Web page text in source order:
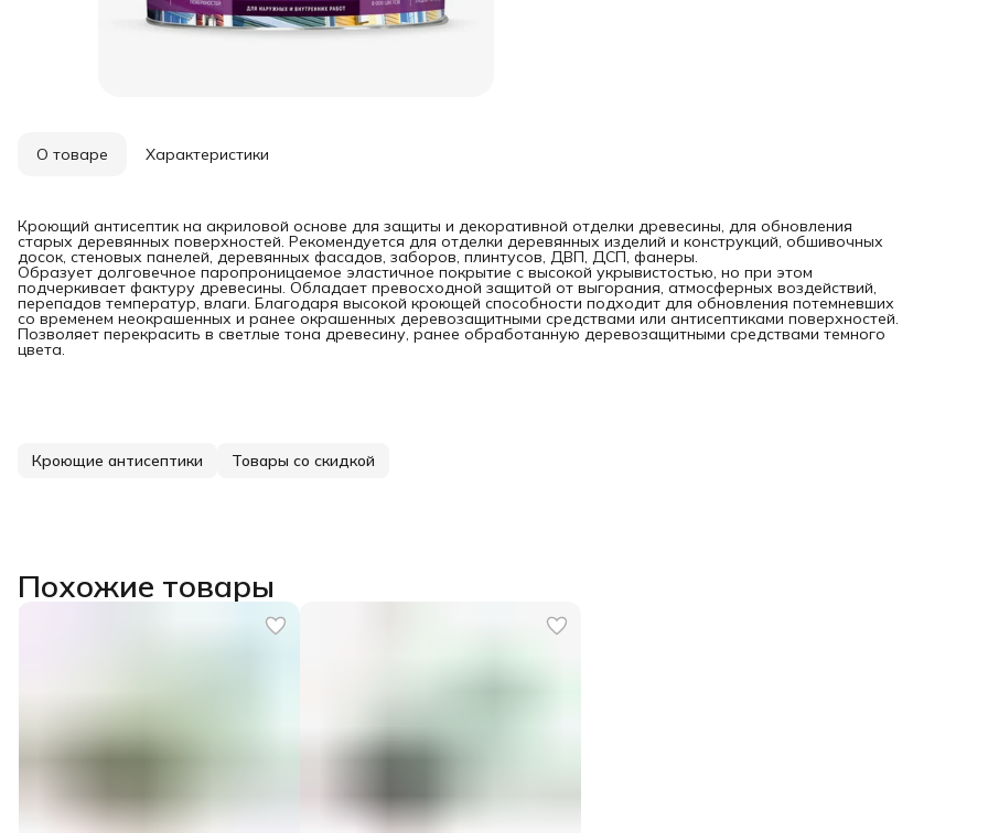
О товаре Характеристики
Кроющий антисептик на акриловой основе для защиты и декоративной отделки древесины, для обновления
старых деревянных поверхностей. Рекомендуется для отделки деревянных изделий и конструкций, обшивочных
досок, стеновых панелей, деревянных фасадов, заборов, плинтусов, ДВП, ДСП, фанеры.
Образует долговечное паропроницаемое эластичное покрытие с высокой укрывистостью, но при этом
подчеркивает фактуру древесины. Обладает превосходной защитой от выгорания, атмосферных воздействий,
перепадов температур, влаги. Благодаря высокой кроющей способности подходит для обновления потемневших
со временем неокрашенных и ранее окрашенных деревозащитными средствами или антисептиками поверхностей.
Позволяет перекрасить в светлые тона древесину, ранее обработанную деревозащитными средствами темного
цвета.
Кроющие антисептики Товары со скидкой
Похожие товары